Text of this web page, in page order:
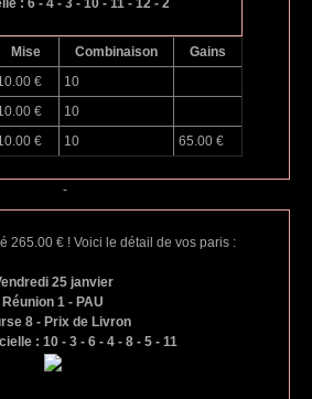
: 6 - 4 - 3 - 10 - 11 - 12 - 2
Mise Combinaison
Gains
€
10
€
10
€ 10 65.00 €
-
265.00 € ! Voici le détail de vos paris :
25 janvier
Réunion 1 - PAU
8 - Prix de Livron
: 10 - 3 - 6 - 4 - 8 - 5 - 11